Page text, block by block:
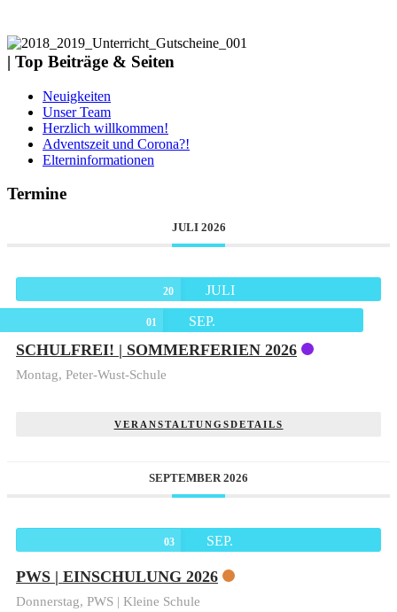
| Top Beiträge & Seiten
Neuigkeiten
Unser Team
Herzlich willkommen!
Adventszeit und Corona?!
Elterninformationen
Termine
JULI 2026
20 JULI
01 SEP.
SCHULFREI! | SOMMERFERIEN 2026
Montag, Peter-Wust-Schule
VERANSTALTUNGSDETAILS
SEPTEMBER 2026
03 SEP.
PWS | EINSCHULUNG 2026
Donnerstag, PWS | Kleine Schule